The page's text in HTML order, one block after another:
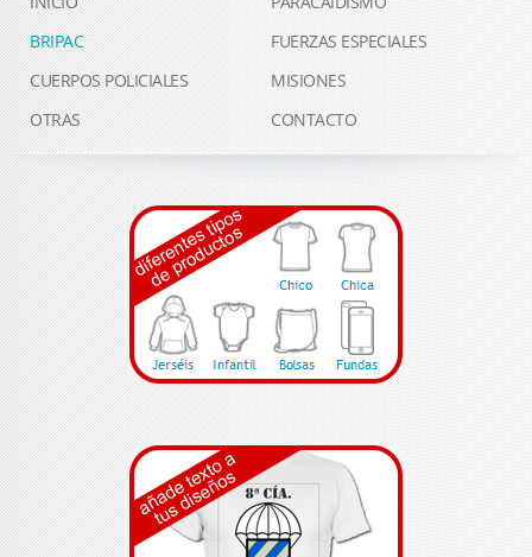
BRIPAC
FUERZAS ESPECIALES
CUERPOS POLICIALES
MISIONES
OTRAS
CONTACTO